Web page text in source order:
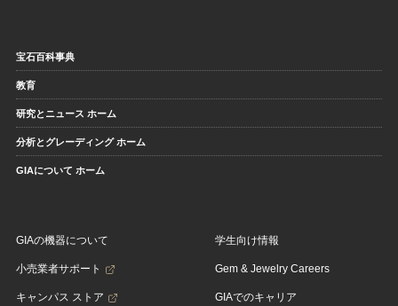
宝石百科事典
教育
研究とニュース ホーム
分析とグレーディング ホーム
GIAについて ホーム
GIAの機器について
小売業者サポート
キャンパス ストア
学生向け情報
Gem & Jewelry Careers
GIAでのキャリア